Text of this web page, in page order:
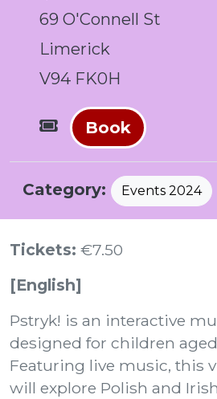
69 O'Connell St
Limerick
V94 FK0H
Book
Category: Events 2024
Tickets: €7.50
[English]
Pstryk! is an interactive
designed for children aged
Featuring live music, this
will explore Polish and